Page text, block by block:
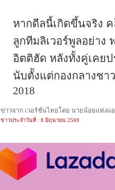
หากดีลนี้เกิดขึ้นจริง
ลูกทีมลิเวอร์พูลอย่า
อิตติฮัด หลังทั้งคู่เคย
นับตั้งแต่กองกลางชา
2018
ข่าวจาก เวอร์ชั่นไทยโดย นายน้อยแห่งแ
ข่าวประจำวันที่ : 8 มิถุนายน 2569